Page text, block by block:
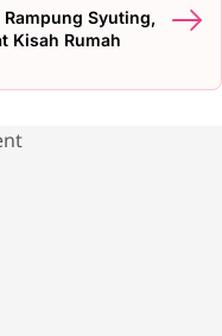
Terbaik
Syuting,
Kisah Rumah